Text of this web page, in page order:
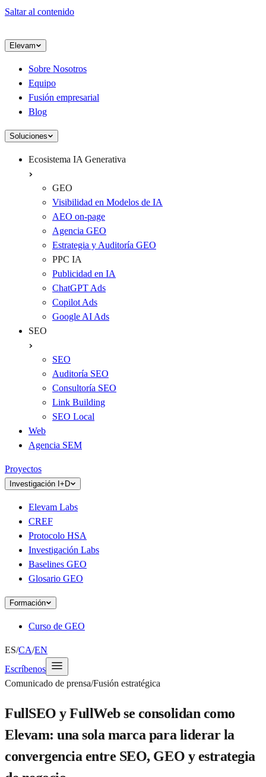
Saltar al contenido
Elevam
Sobre Nosotros
Equipo
Fusión empresarial
Blog
Soluciones
Ecosistema IA Generativa
GEO
Visibilidad en Modelos de IA
AEO on-page
Agencia GEO
Estrategia y Auditoría GEO
PPC IA
Publicidad en IA
ChatGPT Ads
Copilot Ads
Google AI Ads
SEO
SEO
Auditoría SEO
Consultoría SEO
Link Building
SEO Local
Web
Agencia SEM
Proyectos
Investigación I+D
Elevam Labs
CREF
Protocolo HSA
Investigación Labs
Baselines GEO
Glosario GEO
Formación
Curso de GEO
ES/CA/EN
Escríbenos
Comunicado de prensa/Fusión estratégica
FullSEO y FullWeb se consolidan como
Elevam: una sola marca para liderar la
convergencia entre SEO, GEO y estrategia